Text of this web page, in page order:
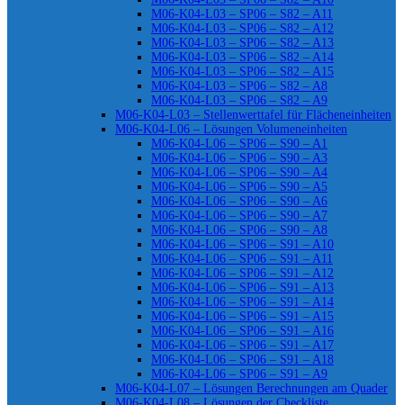
M06-K04-L03 – SP06 – S82 – A11
M06-K04-L03 – SP06 – S82 – A12
M06-K04-L03 – SP06 – S82 – A13
M06-K04-L03 – SP06 – S82 – A14
M06-K04-L03 – SP06 – S82 – A15
M06-K04-L03 – SP06 – S82 – A8
M06-K04-L03 – SP06 – S82 – A9
M06-K04-L03 – Stellenwerttafel für Flächeneinheiten
M06-K04-L06 – Lösungen Volumeneinheiten
M06-K04-L06 – SP06 – S90 – A1
M06-K04-L06 – SP06 – S90 – A3
M06-K04-L06 – SP06 – S90 – A4
M06-K04-L06 – SP06 – S90 – A5
M06-K04-L06 – SP06 – S90 – A6
M06-K04-L06 – SP06 – S90 – A7
M06-K04-L06 – SP06 – S90 – A8
M06-K04-L06 – SP06 – S91 – A10
M06-K04-L06 – SP06 – S91 – A11
M06-K04-L06 – SP06 – S91 – A12
M06-K04-L06 – SP06 – S91 – A13
M06-K04-L06 – SP06 – S91 – A14
M06-K04-L06 – SP06 – S91 – A15
M06-K04-L06 – SP06 – S91 – A16
M06-K04-L06 – SP06 – S91 – A17
M06-K04-L06 – SP06 – S91 – A18
M06-K04-L06 – SP06 – S91 – A9
M06-K04-L07 – Lösungen Berechnungen am Quader